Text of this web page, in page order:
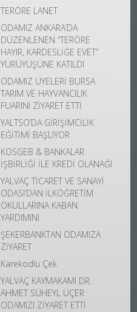
TERÖRE LANET
ODAMIZ ANKARA’DA
DÜZENLENEN “TERÖRE
HAYIR, KARDESLİĞE EVET”
YÜRÜYÜŞÜNE KATILDI
ODAMIZ ÜYELERİ BURSA
TARIM VE HAYVANCILIK
FUARINI ZİYARET ETTİ
YALTSO’DA GİRİŞİMCİLİK
EĞİTİMİ BAŞLIYOR
KOSGEB & BANKALAR
İŞBİRLİĞİ İLE KREDİ OLANAĞI
YALVAÇ TİCARET VE SANAYİ
ODASI’DAN İLKÖĞRETİM
OKULLARINA KABAN
YARDIMINI
ŞEKERBANKTAN ODAMIZA
ZİYARET
Karekodlu Çek
YALVAÇ KAYMAKAMI DR.
AHMET SÜHEYL ÜÇER
ODAMIZI ZİYARET ETTİ